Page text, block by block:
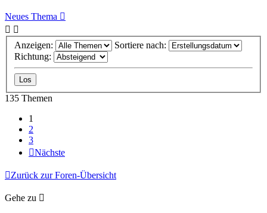
Neues Thema
Anzeigen:
Sortiere nach:
Richtung:
135 Themen
1
2
3
Nächste
Zurück zur Foren-Übersicht
Gehe zu